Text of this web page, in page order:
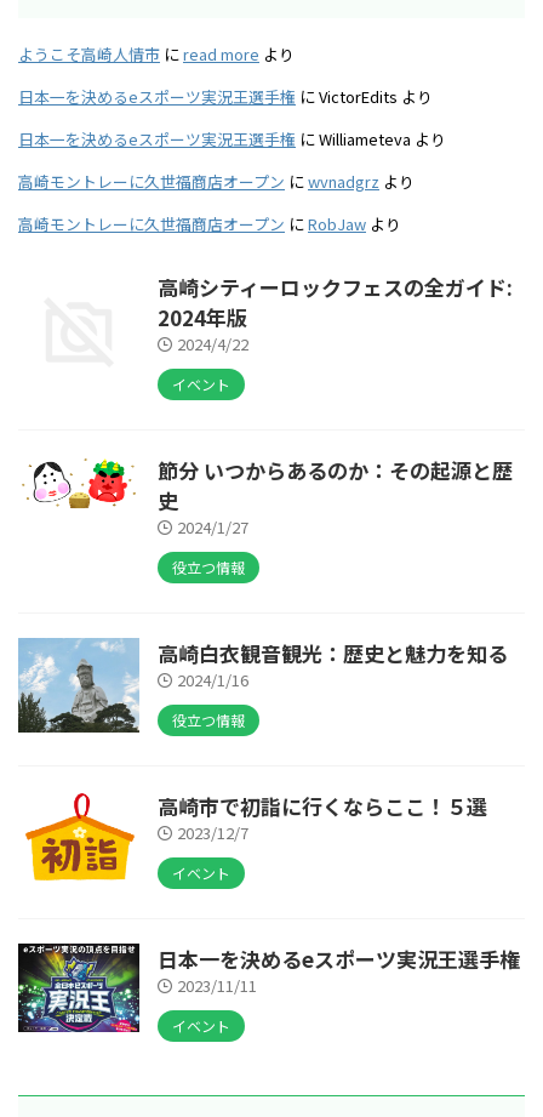
ようこそ高崎人情市 にread more より
日本一を決めるeスポーツ実況王選手権 にVictorEdits より
日本一を決めるeスポーツ実況王選手権 にWilliameteva より
高崎モントレーに久世福商店オープン にwvnadgrz より
高崎モントレーに久世福商店オープン にRobJaw より
高崎シティーロックフェスの全ガイド:
2024年版
2024/4/22
イベント
節分 いつからあるのか：その起源と歴
史
2024/1/27
役立つ情報
高崎白衣観音観光：歴史と魅力を知る
2024/1/16
役立つ情報
高崎市で初詣に行くならここ！５選
2023/12/7
イベント
日本一を決めるeスポーツ実況王選手権
2023/11/11
イベント